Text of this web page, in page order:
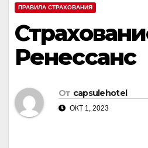
ПРАВИЛА СТРАХОВАНИЯ
Ренессанс
От capsulehotel
ОКТ 1, 2023